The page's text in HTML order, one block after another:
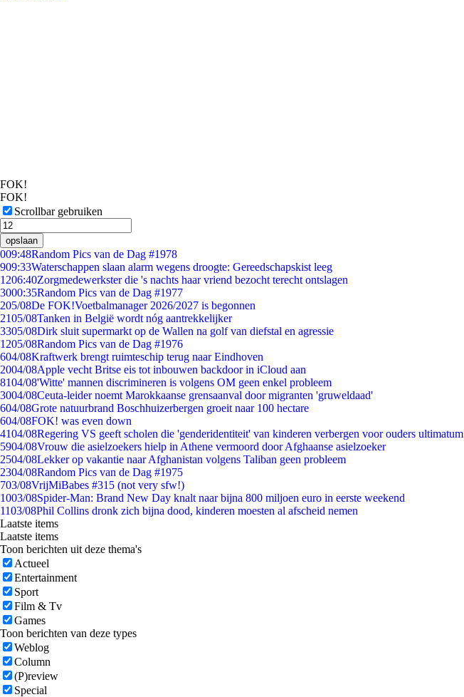
FOK!
FOK!
Scrollbar gebruiken
opslaan
009:48Random Pics van de Dag #1978
909:33Waterschappen slaan alarm wegens droogte: Gereedschapskist leeg
1206:40Zorgmedewerkster die 's nachts haar vriend bezocht terecht ontslagen
3000:35Random Pics van de Dag #1977
205/08De FOK!Voetbalmanager 2026/2027 is begonnen
2105/08Tanken in België wordt nóg aantrekkelijker
3305/08Dirk sluit supermarkt op de Wallen na golf van diefstal en agressie
1205/08Random Pics van de Dag #1976
604/08Kraftwerk brengt ruimteschip terug naar Eindhoven
2004/08Apple vecht Britse eis tot inbouwen backdoor in iCloud aan
8104/08'Witte' mannen discrimineren is volgens OM geen enkel probleem
3004/08Ceuta-leider noemt Marokkaanse grensaanval door migranten 'gruweldaad'
604/08Grote natuurbrand Boschhuizerbergen groeit naar 100 hectare
604/08FOK! was even down
4104/08Regering VS geeft scholen die 'genderidentiteit' van kinderen verbergen voor ouders ultimatum
5904/08Vrouw die asielzoekers hielp in Athene vermoord door Afghaanse asielzoeker
2504/08Lekker op vakantie naar Afghanistan volgens Taliban geen probleem
2304/08Random Pics van de Dag #1975
703/08VrijMiBabes #315 (not very sfw!)
1003/08Spider-Man: Brand New Day knalt naar bijna 800 miljoen euro in eerste weekend
1103/08Phil Collins dronk zich bijna dood, kinderen moesten al afscheid nemen
Laatste items
Laatste items
Toon berichten uit deze thema's
Actueel
Entertainment
Sport
Film & Tv
Games
Toon berichten van deze types
Weblog
Column
(P)review
Special